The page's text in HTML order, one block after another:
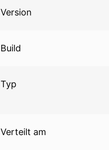
Version
Build
Typ
Verteilt am